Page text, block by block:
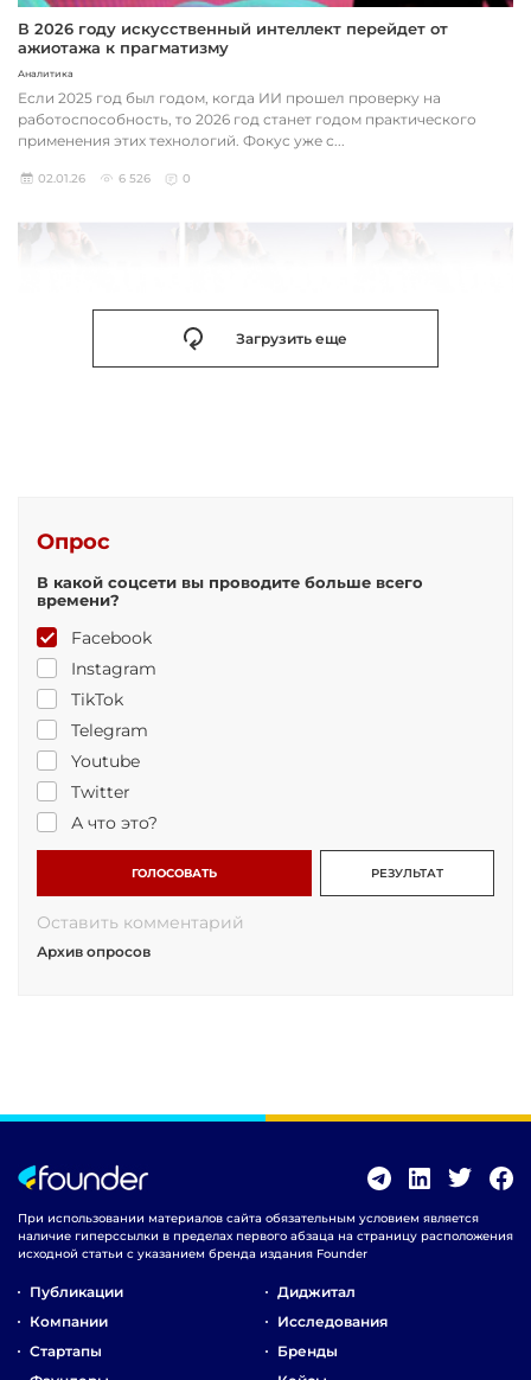
В 2026 году искусственный интеллект перейдет от
ажиотажа к прагматизму
Аналитика
Если 2025 год был годом, когда ИИ прошел проверку на
работоспособность, то 2026 год станет годом практического
применения этих технологий. Фокус уже с...
02.01.26 6 526 0
Загрузить еще
Опрос
В какой соцсети вы проводите больше всего
времени?
Facebook
Instagram
TikTok
Telegram
Youtube
Twitter
А что это?
ГОЛОСОВАТЬ РЕЗУЛЬТАТ
Оставить комментарий
Архив опросов
При использовании материалов сайта обязательным условием является
наличие гиперссылки в пределах первого абзаца на страницу расположения
исходной статьи с указанием бренда издания Founder
Публикации
Компании
Стартапы
Диджитал
Исследования
Бренды